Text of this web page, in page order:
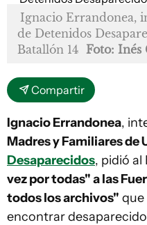
Ignacio Errandonea,
de Detenidos
Batallón 14 Foto: Inés
Compartir
Ignacio Errandonea,
Madres y Familiares de
Desaparecidos, pidió al
vez por todas" a las
todos los archivos" que
encontrar